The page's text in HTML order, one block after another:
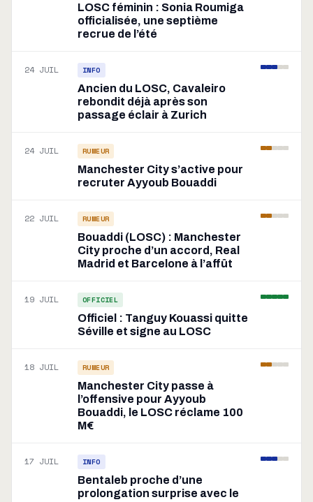
LOSC féminin : Sonia Roumiga
officialisée, une septième
recrue de l’été
24 JUIL INFO
Ancien du LOSC, Cavaleiro
rebondit déjà après son
passage éclair à Zurich
24 JUIL RUMEUR
Manchester City s’active pour
recruter Ayyoub Bouaddi
22 JUIL RUMEUR
Bouaddi (LOSC) : Manchester
City proche d’un accord, Real
Madrid et Barcelone à l’affût
19 JUIL OFFICIEL
Officiel : Tanguy Kouassi quitte
Séville et signe au LOSC
18 JUIL RUMEUR
Manchester City passe à
l’offensive pour Ayyoub
Bouaddi, le LOSC réclame 100
M€
17 JUIL INFO
Bentaleb proche d’une
prolongation surprise avec le